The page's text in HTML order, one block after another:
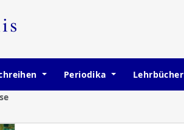
Periodika Lehrbücher